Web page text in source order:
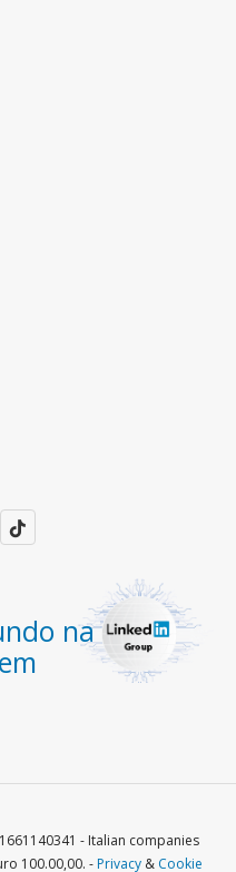
na
- Italian companies
100.00,00. -Privacy& Cookie